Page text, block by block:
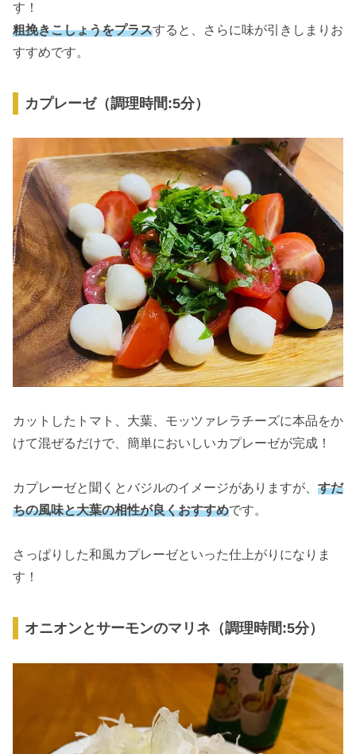
す！
粗挽きこしょうをプラスすると、さらに味が引きしまりお
すすめです。
カプレーゼ（調理時間:5分）
カットしたトマト、大葉、モッツァレラチーズに本品をか
けて混ぜるだけで、簡単においしいカプレーゼが完成！
カプレーゼと聞くとバジルのイメージがありますが、 すだ
ちの風味と大葉の相性が良くおすすめです。
さっぱりした和風カプレーゼといった仕上がりになりま
す！
オニオンとサーモンのマリネ（調理時間:5分）